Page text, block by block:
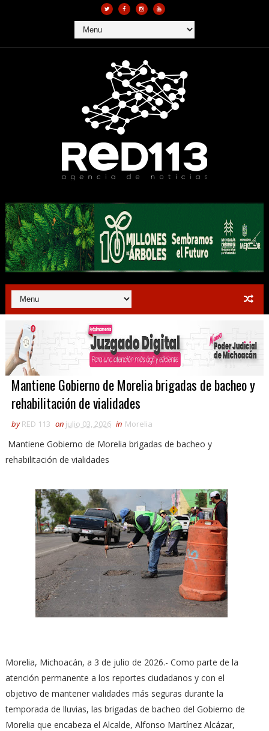
Mantiene Gobierno de Morelia brigadas de bacheo y
rehabilitación de vialidades
by RED 113 on julio 03, 2026 in Morelia
Mantiene Gobierno de Morelia brigadas de bacheo y
rehabilitación de vialidades
Morelia, Michoacán, a 3 de julio de 2026.- Como parte de la
atención permanente a los reportes ciudadanos y con el
objetivo de mantener vialidades más seguras durante la
temporada de lluvias, las brigadas de bacheo del Gobierno de
Morelia que encabeza el Alcalde, Alfonso Martínez Alcázar,